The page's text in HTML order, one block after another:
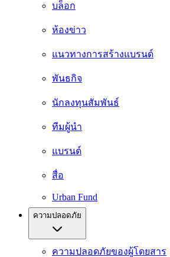
บล็อก
ห้องข่าว
แนวทางการสร้างแบรนด์
พันธกิจ
นักลงทุนสัมพันธ์
ทีมผู้นำ
แบรนด์
สื่อ
Urban Fund
ความปลอดภัย
ความปลอดภัยของผู้โดยสาร